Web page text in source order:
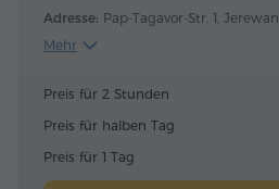
Adresse: Pap-Tagavor-Str. 1, Jerewan
Mehr
Preis für 2 Stunden
Preis für halben Tag
Preis für 1 Tag